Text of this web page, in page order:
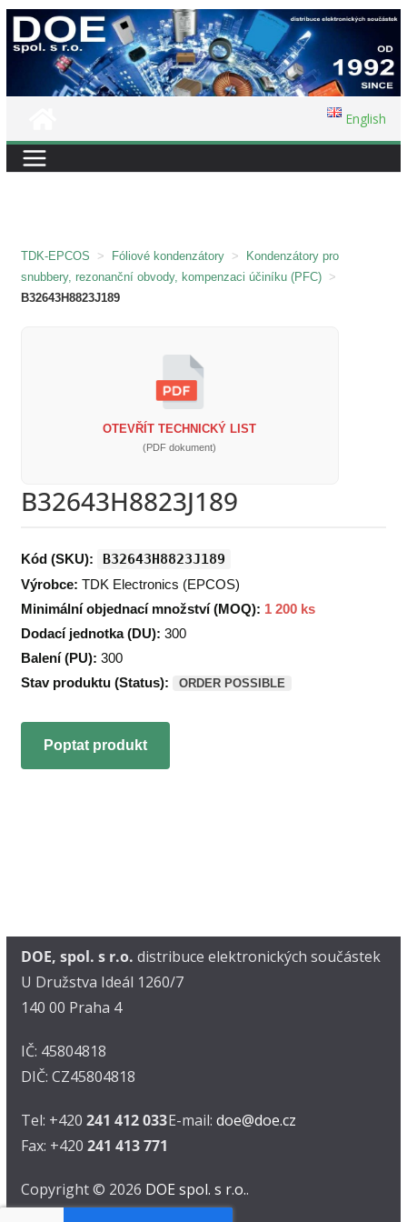
Přeskočit
na
English
TDK-EPCOS > Fóliové kondenzátory >
Kondenzátory pro
snubbery, rezonanční obvody, kompenzaci účiníku (PFC) >
B32643H8823J189
OTEVŘÍT TECHNICKÝ LIST
(PDF dokument)
B32643H8823J189
Kód (SKU): B32643H8823J189
Výrobce: TDK Electronics (EPCOS)
Minimální objednací množství (MOQ): 1 200 ks
Dodací jednotka (DU): 300
Balení (PU): 300
Stav produktu (Status):
ORDER POSSIBLE
Poptat produkt
DOE, spol. s r.o. distribuce elektronických součástek
U Družstva Ideál 1260/7
140 00 Praha 4
IČ: 45804818
DIČ: CZ45804818
Tel: +420 241 412 033
Fax: +420 241 413 771
E-mail: doe@doe.cz
Copyright © 2026 DOE spol. s r.o..